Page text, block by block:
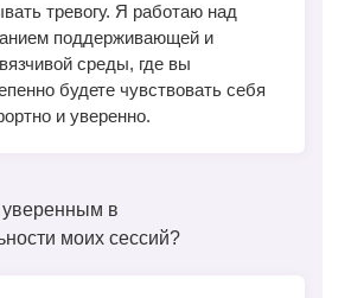
тревогу. Я работаю над
поддерживающей и
среды, где вы
будете чувствовать себя
и уверенно.
в
моих сессий?